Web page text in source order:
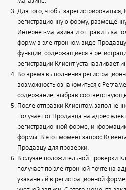
Для того, чтобы
регистрационную форму,
Интернет-магазина и отправить
форму в электронном виде
функции, содержащиеся в
регистрации Клиент устанавливает
Во время выполнения
возможность ознакомиться с
содержание, выбрав
После отправки Клиентом
получает от Продавца на адрес
регистрационной форме,
формы. В этот момент запрос
Продавцу для проверки.
В случае положительной проверки
получает по электронной почте на
указанный в регистрационной